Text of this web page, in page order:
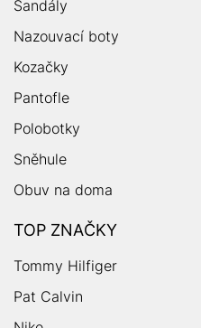
Sandály
Nazouvací boty
Kozačky
Pantofle
Polobotky
Sněhule
Obuv na doma
TOP ZNAČKY
Tommy Hilfiger
Pat Calvin